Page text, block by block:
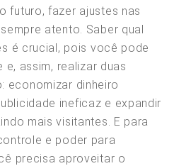
futuro, fazer ajustes nas
atento. Saber qual
é crucial, pois você pode
e, assim, realizar duas
economizar dinheiro
ineficaz e expandir
mais visitantes. E para
e poder para
precisa aproveitar o